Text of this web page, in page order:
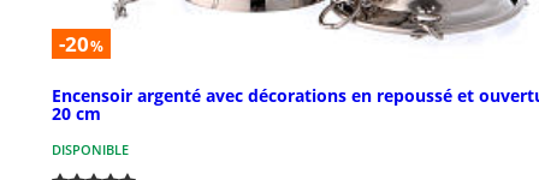
-20%
Encensoir argenté avec décorations en repoussé et
20 cm
DISPONIBLE